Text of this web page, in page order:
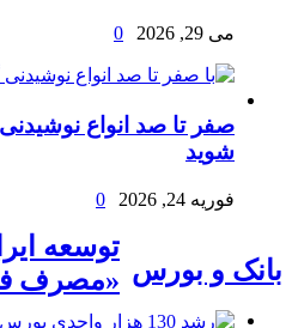
می 29, 2026 0
صفر تا صد انواع
شوید
فوریه 24, 2026 0
بانک و بورس
توسعه
«مصرف